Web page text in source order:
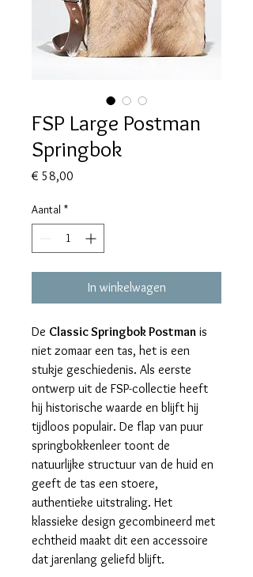
FSP Large Postman
Springbok
€ 58,00
Aantal *
In winkelwagen
De Classic Springbok Postman is
niet zomaar een tas, het is een
stukje geschiedenis. Als eerste
ontwerp uit de FSP-collectie heeft
hij historische waarde en blijft hij
tijdloos populair. De flap van puur
springbokkenleer toont de
natuurlijke structuur van de huid en
geeft de tas een stoere,
authentieke uitstraling. Het
klassieke design gecombineerd met
echtheid maakt dit een accessoire
dat jarenlang geliefd blijft.